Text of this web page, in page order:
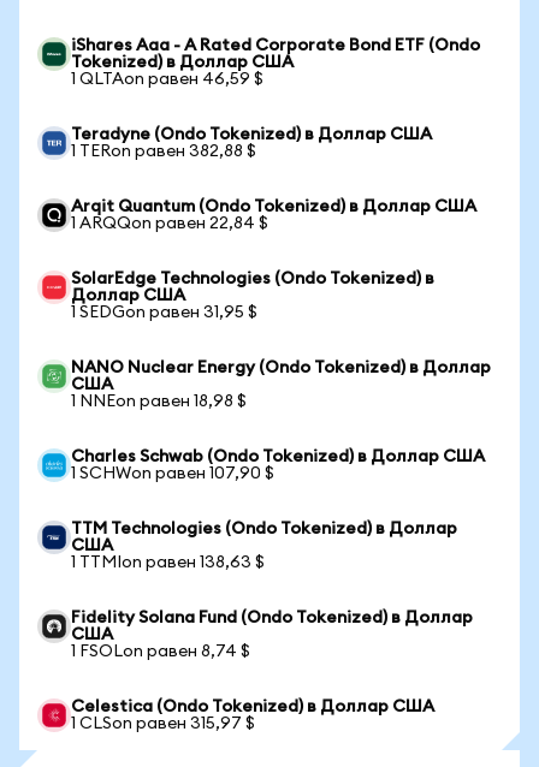
iShares Aaa - A Rated Corporate Bond ETF (Ondo
Tokenized) в Доллар США
1 QLTAon равен 46,59 $
Teradyne (Ondo Tokenized) в Доллар США
1 TERon равен 382,88 $
Arqit Quantum (Ondo Tokenized) в Доллар США
1 ARQQon равен 22,84 $
SolarEdge Technologies (Ondo Tokenized) в
Доллар США
1 SEDGon равен 31,95 $
NANO Nuclear Energy (Ondo Tokenized) в Доллар
США
1 NNEon равен 18,98 $
Charles Schwab (Ondo Tokenized) в Доллар США
1 SCHWon равен 107,90 $
TTM Technologies (Ondo Tokenized) в Доллар
США
1 TTMIon равен 138,63 $
Fidelity Solana Fund (Ondo Tokenized) в Доллар
США
1 FSOLon равен 8,74 $
Celestica (Ondo Tokenized) в Доллар США
1 CLSon равен 315,97 $